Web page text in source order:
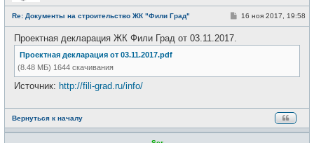
е
т
и
Re: Документы на строительство ЖК "Фили Град"
С16 ноя 2017, 19:58
Проектная декларация ЖК Фили Град от 03.11.2017.
Проектная декларация от 03.11.2017.pdf
(8.48 МБ) 1644 скачивания
Источник: http://fili-grad.ru/info/
Вернуться к началу